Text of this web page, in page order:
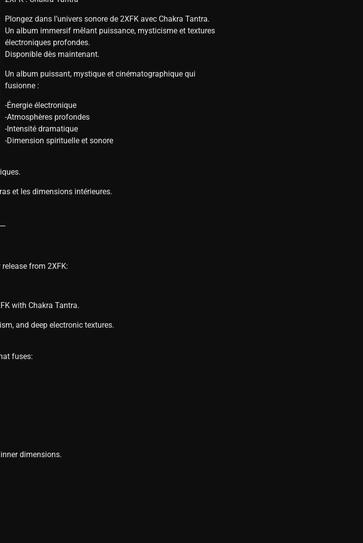
Plongez dans l’univers sonore de 2XFK avec Chakra Tantra.
Un album immersif mêlant puissance, mysticisme et textures
électroniques profondes.
Disponible dès maintenant.
Un album puissant, mystique et cinématographique qui
fusionne :
-Énergie électronique
-Atmosphères profondes
-Intensité dramatique
-Dimension spirituelle et sonore
et les dimensions intérieures.
from 2XFK:
with Chakra Tantra.
and deep electronic textures.
fuses:
dimensions.